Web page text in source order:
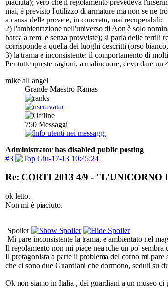
piaciuta); vero che il regolamento prevedeva
mai, è previsto l'utilizzo di armature ma non se ne
a causa delle prove e, in concreto, mai recuperabili;
2) l'ambientazione nell'universo di Aon è solo
barca a remi e senza provviste); si parla delle fertili
corrisponde a quella dei luoghi descritti (orso
3) la trama è inconsistente: il comportamento di
Per tutte queste ragioni, a malincuore, devo dare un
mike all angel
Grande Maestro Ramas
750 Messaggi
Administrator has disabled public posting
#3
Giu-17-13 10:45:24
Re: CORTI 2013 4/9 -
ok letto.
Non mi è piaciuto.
Spoiler
Mi pare inconsistente la trama, è ambientato nel
Il regolamento non mi piace neanche un po'
Il protagonista a parte il problema del corno mi
che ci sono due Guardiani che dormono, seduti su
Ok non siamo in Italia , dei guardiani a un museo